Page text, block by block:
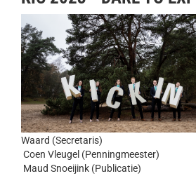
Waard (Secretaris)
Coen Vleugel (Penningmeester)
Maud Snoeijink (Publicatie)